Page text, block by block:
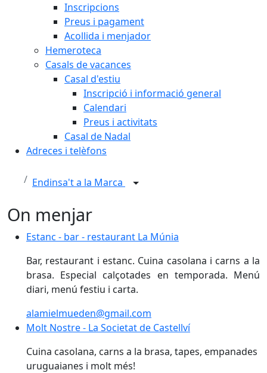
Inscripcions
Preus i pagament
Acollida i menjador
Hemeroteca
Casals de vacances
Casal d'estiu
Inscripció i informació general
Calendari
Preus i activitats
Casal de Nadal
Adreces i telèfons
Endinsa't a la Marca
On menjar
Estanc - bar - restaurant La Múnia
Estanc - bar - restaurant La Múnia
Bar, restaurant i estanc. Cuina casolana i carns a la
brasa. Especial calçotades en temporada. Menú
diari, menú festiu i carta.
alamielmueden@gmail.com
Molt Nostre - La Societat de Castellví
Molt Nostre - La Societat de Castellví
Cuina casolana, carns a la brasa, tapes, empanades
uruguaianes i molt més!